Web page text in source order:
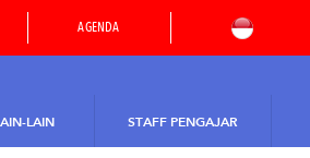
AGENDA
LAIN STAFF PENGAJAR